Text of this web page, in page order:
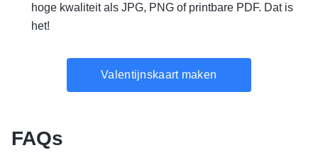
hoge kwaliteit als JPG, PNG of printbare PDF. Dat is
het!
Valentijnskaart maken
FAQs